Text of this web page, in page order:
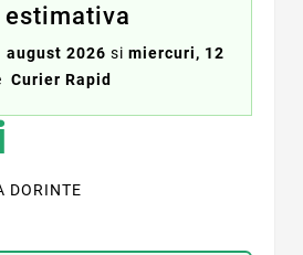
august 2026 si miercuri, 12
Curier Rapid
DORINTE